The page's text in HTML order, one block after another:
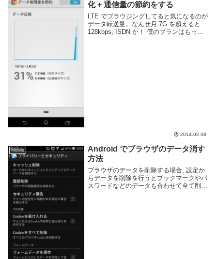
化 + 通信量の節約をする
LTE でブラウジングしてると気になるのが
データ転送量。なんせ月 7G を超えると
128kbps, ISDN か！ 僕のプランはもっと
2014.02.08
Mobile
Android でブラウザのデータ消す
方法
ブラウザのデータを削除する場合, 設定か
らデータを削除を行うとブックマークやパ
スワードなどのデータも合わせて全て削除